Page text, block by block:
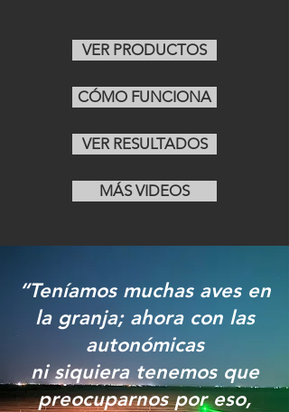
VER PRODUCTOS
CÓMO FUNCIONA
VER RESULTADOS
MÁS VIDEOS
“Teníamos muchas aves en
la granja; ahora con las
autonómicas
ni siquiera tenemos que
preocuparnos por eso,